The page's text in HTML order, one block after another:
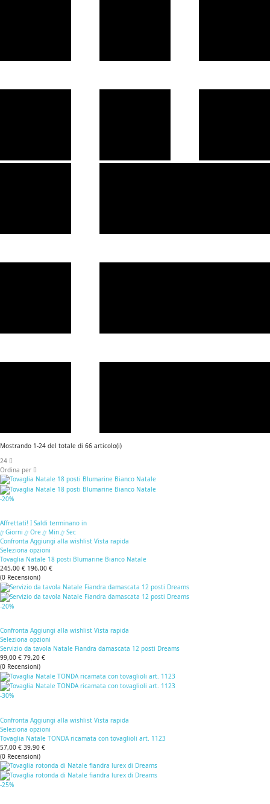
Mostrando 1-24 del totale di 66 articolo(i)
24
Ordina per
-20%
Affrettati! I Saldi terminano in
Giorni
Ore Min
Sec
Confronta Aggiungi alla wishlist Vista rapida
Seleziona opzioni
Tovaglia Natale 18 posti Blumarine Bianco Natale
245,00 € 196,00 €
(0 Recensioni)
-20%
Confronta Aggiungi alla wishlist Vista rapida
Seleziona opzioni
Servizio da tavola Natale Fiandra damascata 12 posti Dreams
99,00 € 79,20 €
(0 Recensioni)
-30%
Confronta Aggiungi alla wishlist Vista rapida
Seleziona opzioni
Tovaglia Natale TONDA ricamata con tovaglioli art. 1123
57,00 € 39,90 €
(0 Recensioni)
-25%